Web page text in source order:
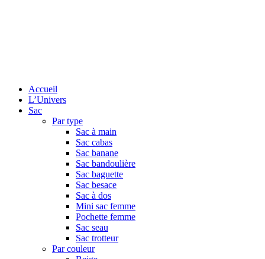
Accueil
L’Univers
Sac
Par type
Sac à main
Sac cabas
Sac banane
Sac bandoulière
Sac baguette
Sac besace
Sac à dos
Mini sac femme
Pochette femme
Sac seau
Sac trotteur
Par couleur